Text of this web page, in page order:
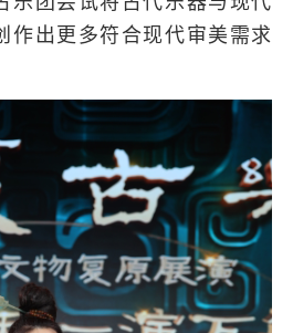
作出更多符合现代审美需求